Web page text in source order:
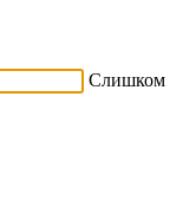
Слишком